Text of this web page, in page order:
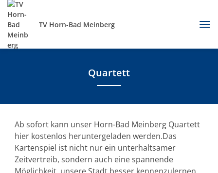
TV Horn-Bad Meinberg
Quartett
Ab sofort kann unser Horn-Bad Meinberg Quartett
hier kostenlos heruntergeladen werden.Das
Kartenspiel ist nicht nur ein unterhaltsamer
Zeitvertreib, sondern auch eine spannende